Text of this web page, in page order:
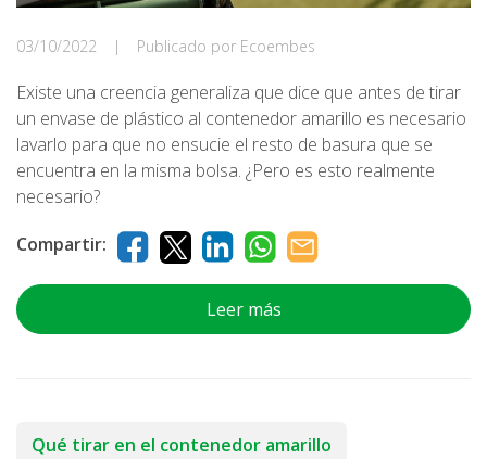
03/10/2022 | Publicado por Ecoembes
Existe una creencia generaliza que dice que antes de tirar
un envase de plástico al contenedor amarillo es necesario
lavarlo para que no ensucie el resto de basura que se
encuentra en la misma bolsa. ¿Pero es esto realmente
necesario?
Compartir:
Leer más
Qué tirar en el contenedor amarillo